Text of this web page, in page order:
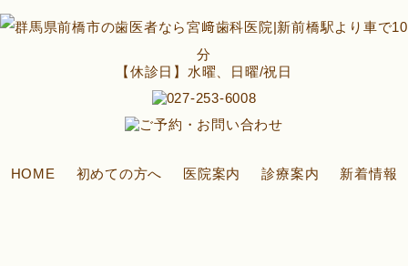
【休診日】水曜、日曜/祝日
HOME 初めての方へ 医院案内 診療案内 新着情報